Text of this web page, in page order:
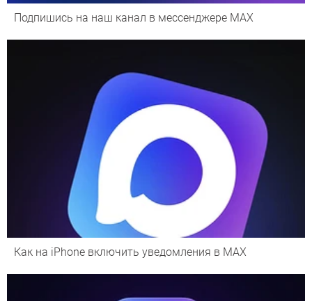
Подпишись на наш канал в мессенджере МАХ
Как на iPhone включить уведомления в MAX